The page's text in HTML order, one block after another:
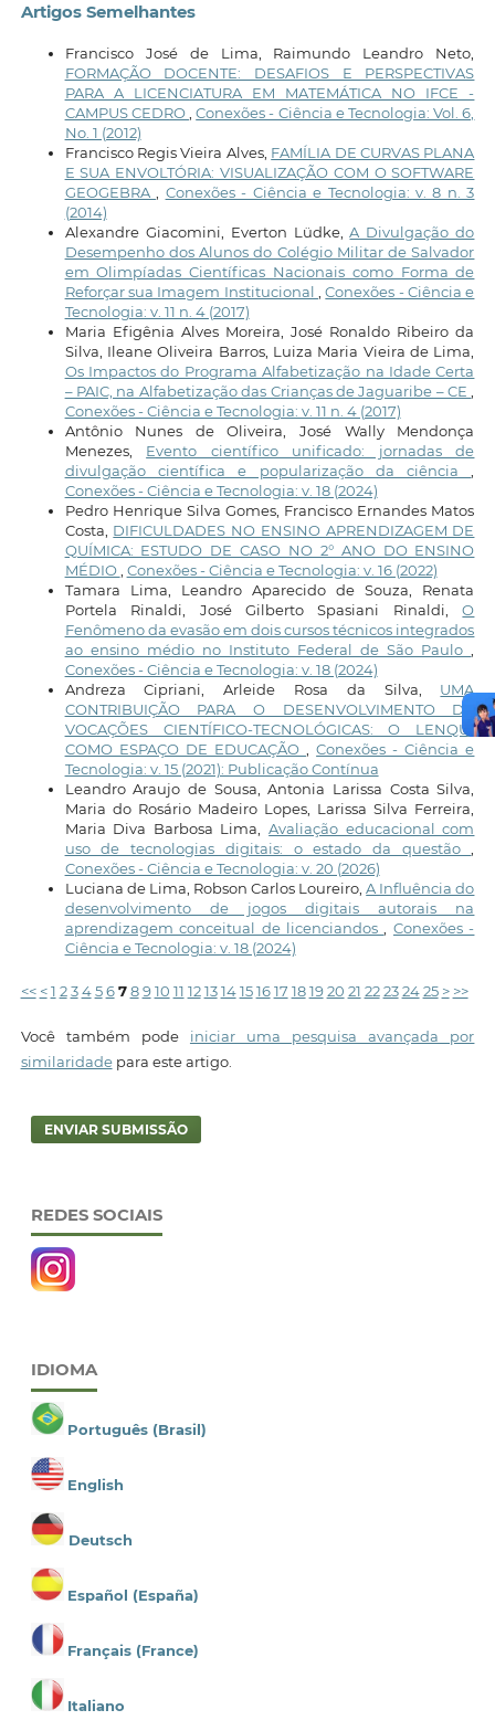
Artigos Semelhantes
Francisco José de Lima, Raimundo Leandro Neto,
FORMAÇÃO DOCENTE: DESAFIOS E PERSPECTIVAS
PARA A LICENCIATURA EM MATEMÁTICA NO IFCE -
CAMPUS CEDRO ,Conexões - Ciência e Tecnologia: Vol. 6,
No. 1 (2012)
Francisco Regis Vieira Alves, FAMÍLIA DE CURVAS PLANA
E SUA ENVOLTÓRIA: VISUALIZAÇÃO COM O SOFTWARE
GEOGEBRA
Conexões - Ciência e Tecnologia: v. 8 n. 3
(2014)
Alexandre Giacomini, Everton Lüdke,A Divulgação do
Desempenho dos Alunos do Colégio Militar de Salvador
em Olimpíadas Científicas Nacionais como Forma de
Reforçar sua Imagem Institucional
,Conexões - Ciência e
Tecnologia: v. 11 n. 4 (2017)
Maria Efigênia Alves Moreira, José Ronaldo Ribeiro da
Silva, Ileane Oliveira Barros, Luiza Maria Vieira de Lima,
Os Impactos do Programa Alfabetização na Idade Certa
– PAIC, na Alfabetização das Crianças de Jaguaribe – CE
Conexões - Ciência e Tecnologia: v. 11 n. 4 (2017)
Antônio Nunes de Oliveira, José Wally Mendonça
Menezes, Evento científico unificado: jornadas de
divulgação científica e popularização da ciência
Conexões - Ciência e Tecnologia: v. 18 (2024)
Pedro Henrique Silva Gomes, Francisco Ernandes Matos
Costa, DIFICULDADES NO ENSINO APRENDIZAGEM DE
QUÍMICA: ESTUDO DE CASO NO 2° ANO DO ENSINO
MÉDIO Conexões - Ciência e Tecnologia: v. 16 (2022)
Tamara Lima, Leandro Aparecido de Souza, Renata
Portela Rinaldi, José Gilberto Spasiani Rinaldi,O
Fenômeno da evasão em dois cursos técnicos integrados
ao ensino médio no Instituto Federal de São Paulo
Conexões - Ciência e Tecnologia: v. 18 (2024)
Andreza Cipriani, Arleide Rosa da Silva, UMA
CONTRIBUIÇÃO PARA O DESENVOLVIMENTO DE
VOCAÇÕES CIENTÍFICO-TECNOLÓGICAS: O LENQUI
COMO ESPAÇO DE EDUCAÇÃO
,Conexões - Ciência e
Tecnologia: v. 15 (2021): Publicação Contínua
Leandro Araujo de Sousa, Antonia Larissa Costa Silva,
Maria do Rosário Madeiro Lopes, Larissa Silva Ferreira,
Maria Diva Barbosa Lima,Avaliação educacional com
uso de tecnologias digitais: o estado da questão
Conexões - Ciência e Tecnologia: v. 20 (2026)
Luciana de Lima, Robson Carlos Loureiro,A Influência do
desenvolvimento de jogos digitais autorais na
aprendizagem conceitual de licenciandos
Conexões -
Ciência e Tecnologia: v. 18 (2024)
<< < 1 2 3 4 5 6 7 8 9 10 11 12 13 14 15 16 17 18 19 20 21 22 23 24 25 > >>
Você também pode iniciar uma pesquisa avançada por
similaridadepara este artigo.
ENVIAR SUBMISSÃO
REDES SOCIAIS
IDIOMA
Português (Brasil)
English
Deutsch
Español (España)
Français (France)
Italiano